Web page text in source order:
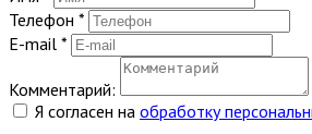
Телефон *
E-mail *
Комментарий:
Я согласен на обработку